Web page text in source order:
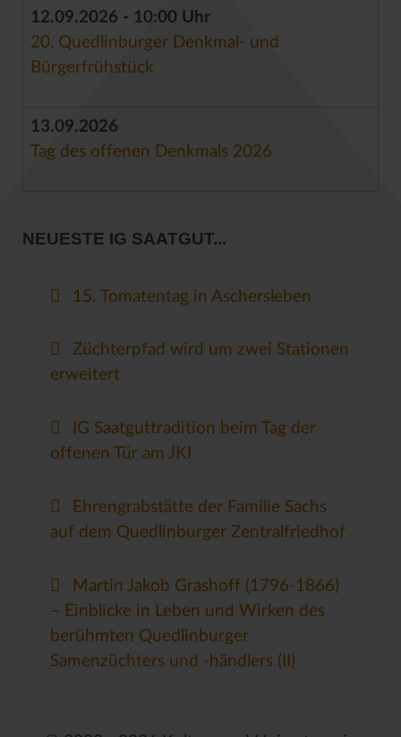
12.09.2026 - 10:00 Uhr
20. Quedlinburger Denkmal- und
Bürgerfrühstück
13.09.2026
Tag des offenen Denkmals 2026
NEUESTE IG SAATGUT...
15. Tomatentag in Aschersleben
Züchterpfad wird um zwei Stationen
erweitert
IG Saatguttradition beim Tag der
offenen Tür am JKI
Ehrengrabstätte der Familie Sachs
auf dem Quedlinburger Zentralfriedhof
Martin Jakob Grashoff (1796-1866)
– Einblicke in Leben und Wirken des
berühmten Quedlinburger
Samenzüchters und -händlers (II)